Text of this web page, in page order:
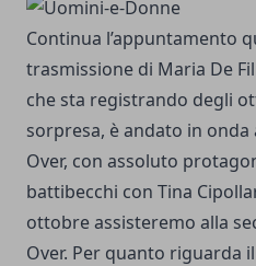
Continua l’appuntamento
trasmissione di Maria De
che sta registrando degli
sorpresa, è andato in
Over, con assoluto
battibecchi con Tina
ottobre assisteremo alla
Over. Per quanto riguarda